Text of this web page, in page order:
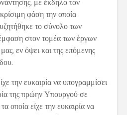
με έκδηλο τον
φάση την οποία
το σύνολο των
στον τομέα των έργων
εν όψει και της επόμενης
την ευκαιρία να υπογραμμίσει
της πρώην Υπουργού σε
οποία είχε την ευκαιρία να